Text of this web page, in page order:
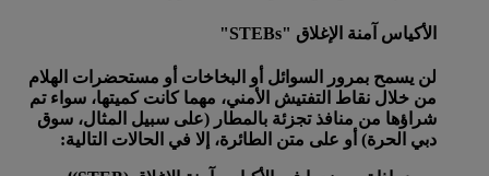
الأكياس آمنة الإغلاق "STEBs"
لن يسمح بمرور السوائل أو البخاخات أو مستحضرات الهلام
من خلال نقاط التفتيش الأمني، مهما كانت كميتها، سواء تم
شراؤها من منافذ تجزئة بالمطار (على سبيل المثال، سوق
دبي الحرة) أو على متن الطائرة، إلا في الحالات التالية: